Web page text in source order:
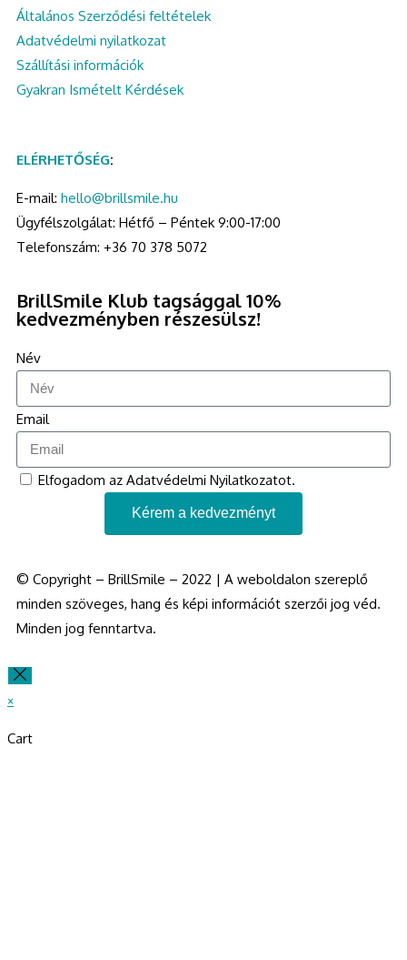
Általános Szerződési feltételek
Adatvédelmi nyilatkozat
Szállítási információk
Gyakran Ismételt Kérdések
ELÉRHETŐSÉG:
E-mail: hello@brillsmile.hu
Ügyfélszolgálat: Hétfő – Péntek 9:00-17:00
Telefonszám: +36 70 378 5072
BrillSmile Klub tagsággal 10%
kedvezményben részesülsz!
Név
Email
Elfogadom az Adatvédelmi Nyilatkozatot.
Kérem a kedvezményt
© Copyright – BrillSmile – 2022 | A weboldalon szereplő
minden szöveges, hang és képi információt szerzői jog véd.
Minden jog fenntartva.
×
Cart